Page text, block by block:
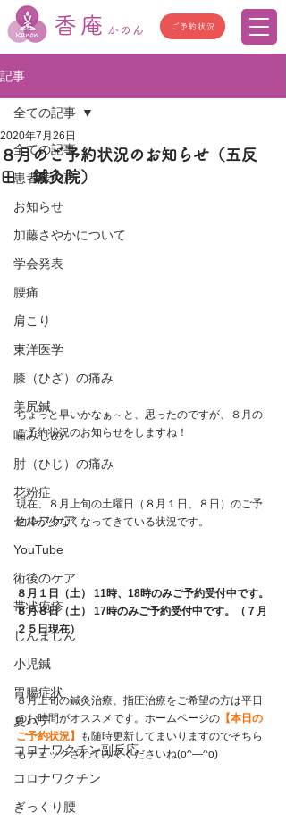
香庵 かのん ご予約状況
記事
全ての記事
患者様の声
お知らせ
加藤さやかについて
学会発表
腰痛
肩こり
東洋医学
膝（ひざ）の痛み
美尻鍼
噛みしめ
肘（ひじ）の痛み
花粉症
セルフケア
YouTube
術後のケア
帯状疱疹
じんましん
小児鍼
胃腸症状
夏バテ
コロナワクチン副反応
コロナワクチン
ぎっくり腰
全ての記事
８月のご予約状況のお知らせ（五反
田 鍼灸院）
2020年7月26日
ちょっと早いかなぁ～と、思ったのですが、８月の
ご予約状況のお知らせをしますね！
現在、８月上旬の土曜日（８月１日、８日）のご予
約枠が少なくなってきている状況です。
８月１日（土） 11時、18時のみご予約受付中です。
８月８日（土） 17時のみご予約受付中です。（７月
２５日現在）
８月上旬の鍼灸治療、指圧治療をご希望の方は平日
のお時間がオススメです。ホームページの 【本日の
ご予約状況】
も随時更新してまいりますのでそちら
もチェックされてみてくださいね(o^―^o)